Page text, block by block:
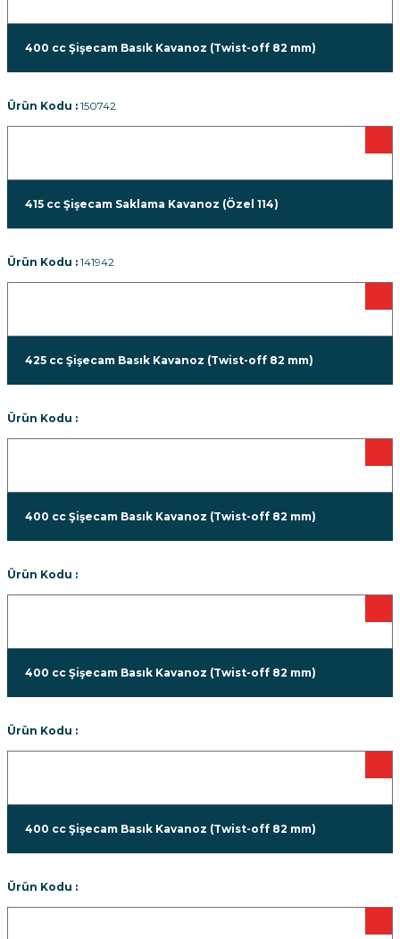
400 cc Şişecam Basık Kavanoz (Twist-off 82 mm)
Ürün Kodu : 150742
415 cc Şişecam Saklama Kavanoz (Özel 114)
Ürün Kodu : 141942
425 cc Şişecam Basık Kavanoz (Twist-off 82 mm)
Ürün Kodu :
400 cc Şişecam Basık Kavanoz (Twist-off 82 mm)
Ürün Kodu :
400 cc Şişecam Basık Kavanoz (Twist-off 82 mm)
Ürün Kodu :
400 cc Şişecam Basık Kavanoz (Twist-off 82 mm)
Ürün Kodu :